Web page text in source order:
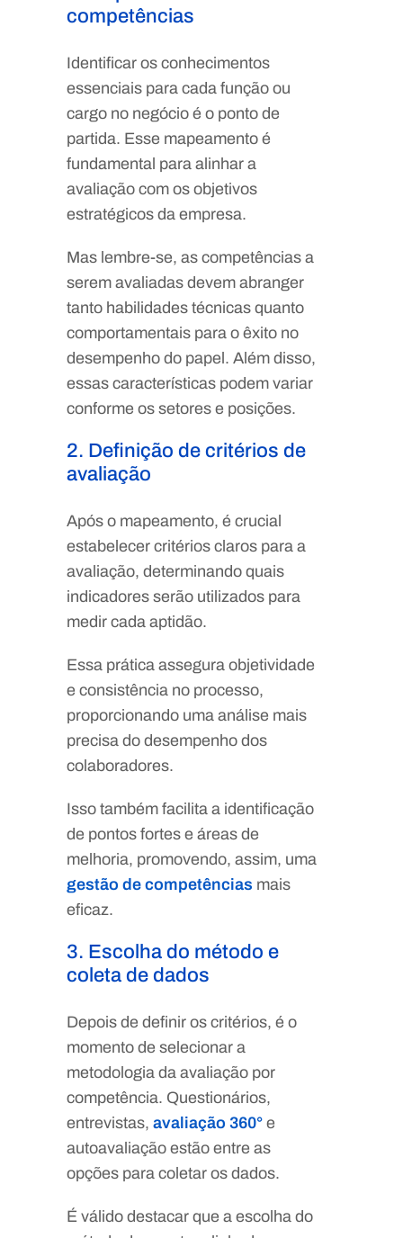
competências
Identificar os conhecimentos
essenciais para cada função ou
cargo no negócio é o ponto de
partida. Esse mapeamento é
fundamental para alinhar a
avaliação com os objetivos
estratégicos da empresa.
Mas lembre-se, as competências a
serem avaliadas devem abranger
tanto habilidades técnicas quanto
comportamentais para o êxito no
desempenho do papel. Além disso,
essas características podem variar
conforme os setores e posições.
2. Definição de critérios de
avaliação
Após o mapeamento, é crucial
estabelecer critérios claros para a
avaliação, determinando quais
indicadores serão utilizados para
medir cada aptidão.
Essa prática assegura objetividade
e consistência no processo,
proporcionando uma análise mais
precisa do desempenho dos
colaboradores.
Isso também facilita a identificação
de pontos fortes e áreas de
melhoria, promovendo, assim, uma
gestão de competências mais
eficaz.
3. Escolha do método e
coleta de dados
Depois de definir os critérios, é o
momento de selecionar a
metodologia da avaliação por
competência. Questionários,
entrevistas, avaliação 360° e
autoavaliação estão entre as
opções para coletar os dados.
É válido destacar que a escolha do